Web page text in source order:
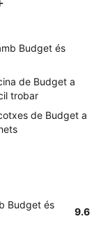
Budget és
de Budget a
trobar
de Budget a
Budget és
9.6